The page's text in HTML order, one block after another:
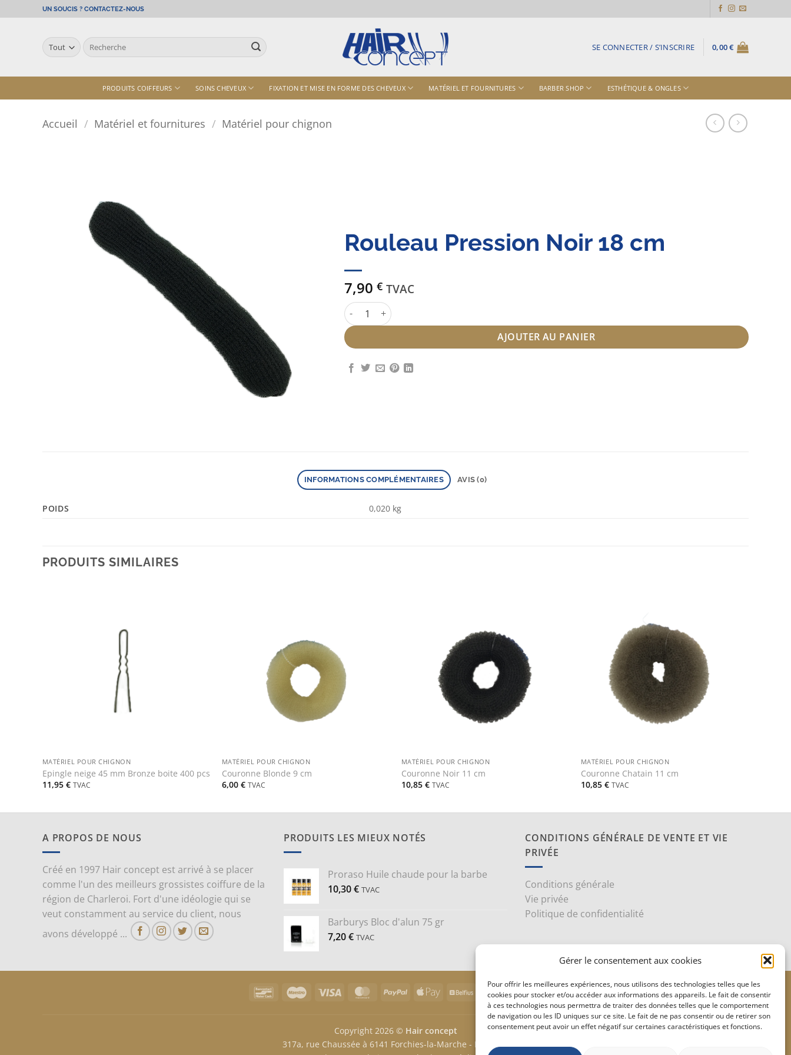
Gérer le consentement aux cookies
Pour offrir les meilleures expériences, nous utilisons des technologies telles que les
cookies pour stocker et/ou accéder aux informations des appareils. Le fait de consentir
à ces technologies nous permettra de traiter des données telles que le comportement
de navigation ou les ID uniques sur ce site. Le fait de ne pas consentir ou de retirer son
consentement peut avoir un effet négatif sur certaines caractéristiques et fonctions.
au
UN SOUCIS ? CONTACTEZ-NOUS
Recherche
pour :
SE CONNECTER / S’INSCRIRE 0,00€
PRODUITS COIFFEURS SOINS CHEVEUX FIXATION ET MISE EN FORME DES CHEVEUX MATÉRIEL ET FOURNITURES BARBER SHOP ESTHÉTIQUE & ONGLES
Accueil / Matériel et fournitures / Matériel pour chignon
Rouleau Pression Noir 18 cm
7,90 € TVAC
quantité de Rouleau Pression Noir 18 cm
AJOUTER AU PANIER
INFORMATIONS COMPLÉMENTAIRES AVIS (0)
POIDS 0,020 kg
PRODUITS SIMILAIRES
MATÉRIEL POUR CHIGNON
Epingle neige 45 mm Bronze boite 400 pcs
11,95 € TVAC
MATÉRIEL POUR CHIGNON
Couronne Blonde 9 cm
6,00 € TVAC
MATÉRIEL POUR CHIGNON
Couronne Noir 11 cm
10,85 € TVAC
MATÉRIEL POUR CHIGNON
Couronne Chatain 11 cm
10,85 € TVAC
A PROPOS DE NOUS
Créé en 1997 Hair concept est arrivé à se placer
comme l'un des meilleurs grossistes coiffure de la
région de Charleroi. Fort d'une idéologie qui se
veut constamment au service du client, nous
avons développé ...
PRODUITS LES MIEUX NOTÉS
Proraso Huile chaude pour la barbe
10,30€ TVAC
Barburys Bloc d'alun 75 gr
7,20€ TVAC
CONDITIONS GÉNÉRALE DE VENTE ET VIE
PRIVÉE
Conditions générale
Vie privée
Politique de confidentialité
BancontactMaestro Visa MasterCardPayPal
Apple
Belfius
Pay
Stripe
Copyright 2026 © Hair concept
317a, rue Chaussée à 6141 Forchies-la-Marche - Belgique